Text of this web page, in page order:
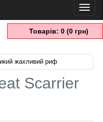
Товарів: 0 (0 грн)
жахливий риф
Scarrier